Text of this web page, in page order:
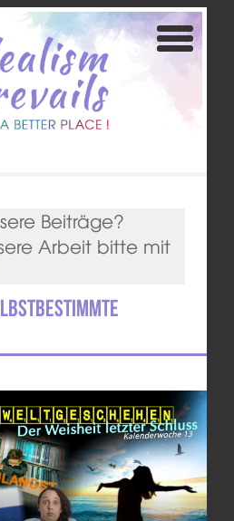
Beiträge?
Arbeit bitte mit